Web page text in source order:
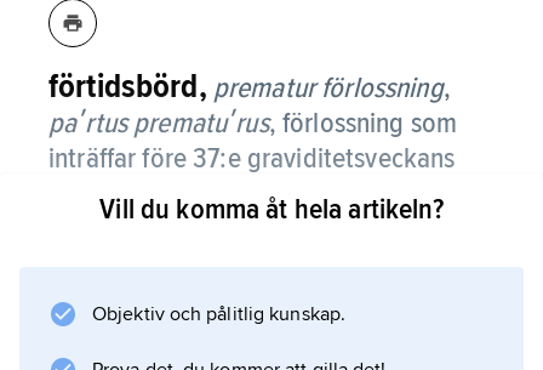
förtidsbörd, prematur förlossning,
paʹrtus prematuʹrus,förlossning som
inträffar före 37:e graviditetsveckans
utgång, vilket är vanligt vid vissa
graviditetskomplikationer och vid
Vid förtidsbörd ligger födelsevikten hos barnet
Vill du komma åt hela artikeln?
Objektiv och pålitlig kunskap.